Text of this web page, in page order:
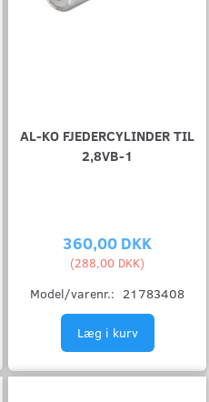
AL-KO FJEDERCYLINDER TIL
2,8VB-1
360,00 DKK
(288,00 DKK)
Model/varenr.: 21783408
Læg i kurv